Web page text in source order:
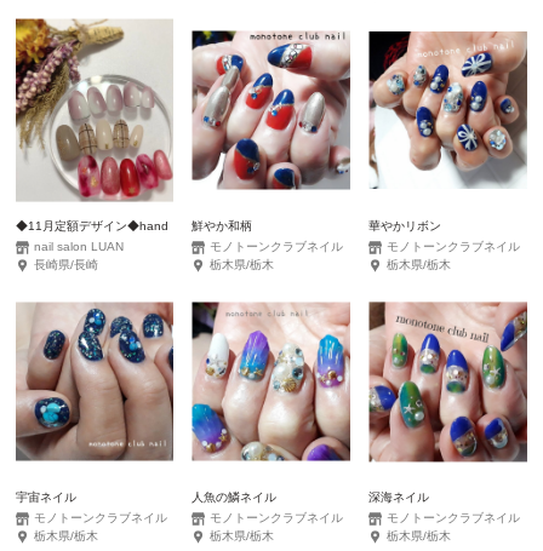
◆11月定額デザイン◆hand
nail salon LUAN
長崎県/長崎
鮮やか和柄
モノトーンクラブネイル
栃木県/栃木
華やかリボン
モノトーンクラブネイル
栃木県/栃木
宇宙ネイル
モノトーンクラブネイル
栃木県/栃木
人魚の鱗ネイル
モノトーンクラブネイル
栃木県/栃木
深海ネイル
モノトーンクラブネイル
栃木県/栃木